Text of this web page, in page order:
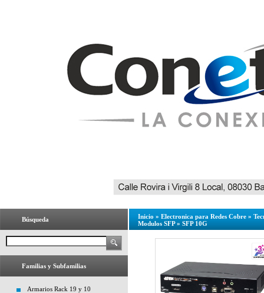
Búsqueda
Familias y Subfamilias
Armarios Rack 19 y 10
Inicio » Electronica para Redes Cobre »
Modulos SFP» SFP 10G